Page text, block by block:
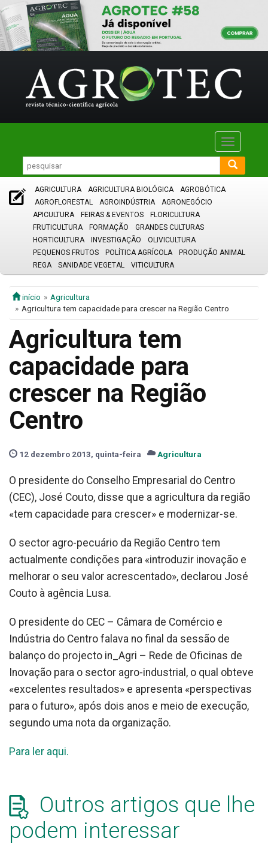
Toggle
AGRICULTURA AGRICULTURA BIOLÓGICA
AGROBÓTICA
AGROFLORESTAL
AGROINDÚSTRIA
AGRONEGÓCIO
APICULTURA
FEIRAS & EVENTOS
FLORICULTURA
FRUTICULTURA
FORMAÇÃO
GRANDES CULTURAS
HORTICULTURA
INVESTIGAÇÃO
OLIVICULTURA
PEQUENOS FRUTOS
POLÍTICA AGRÍCOLA
PRODUÇÃO ANIMAL
REGA
SANIDADE VEGETAL VITICULTURA
início
Agricultura
Agricultura tem capacidade para crescer na Região Centro
Agricultura tem
capacidade para
crescer na Região
Centro
12 dezembro 2013, quinta-feira Agricultura
O presidente do Conselho Empresarial do Centro
(CEC), José Couto, disse que a agricultura da região
«tem capacidade para crescer» e modernizar-se.
O sector agro-pecuário da Região Centro tem
actualmente condições para «introduzir inovação e
melhorar o seu valor acrescentado», declarou José
Couto à agência Lusa.
O presidente do CEC – Câmara de Comércio e
Indústria do Centro falava no final da sessão de
balanço do projecto in_Agri – Rede de Oficinas de
Inovação para o sector agro-industrial, o qual obteve
«excelentes resultados» e apresenta «perspectivas
para o futuro», após dois anos e meio de execução,
segundo uma nota da organização.
Para ler aqui.
Outros artigos que lhe
podem interessar